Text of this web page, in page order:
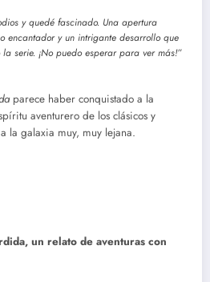
y quedé fascinado. Una apertura
encantador y un intrigante desarrollo que
serie. ¡No puedo esperar para ver más!”
parece haber conquistado a la
aventurero de los clásicos y
la galaxia muy, muy lejana.
un relato de aventuras con